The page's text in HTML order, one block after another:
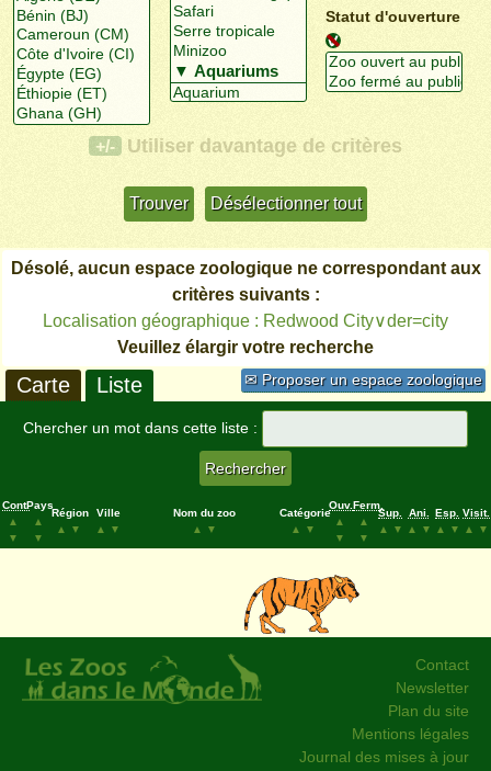
Statut d'ouverture
+/- Utiliser davantage de critères
Désolé, aucun espace zoologique ne correspondant aux
critères suivants :
Localisation géographique : Redwood City∨der=city
Veuillez élargir votre recherche
✉ Proposer un espace zoologique
Carte Liste
Chercher un mot dans cette liste :
Cont.
▲
▼
Pays
▲
▼
Région
▲
▼
Ville
▲
▼
Nom du zoo
▲
▼
Catégorie
▲
▼
Ouv.
▲
▼
Ferm.
▲
▼
Sup.
▲
▼
Ani.
▲
▼
Esp.
▲
▼
Visit.
▲
▼
Contact
Newsletter
Plan du site
Mentions légales
Journal des mises à jour